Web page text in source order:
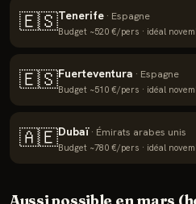
🇪🇸Tenerife · Espagne
Budget ~520 €/pers · idéal
🇪🇸Fuerteventura · Espagne
Budget ~510 €/pers · idéal
🇦🇪Dubaï· Émirats arabes unis
Budget ~780 €/pers · idéal